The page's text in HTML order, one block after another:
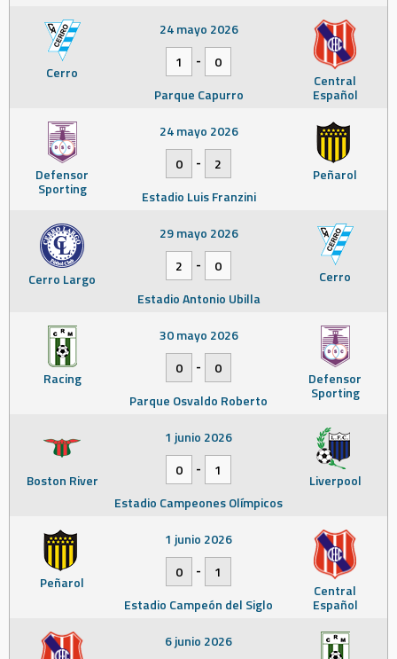
Cerro Central
Español
24 mayo 2026
1
-
0
Parque Capurro
Defensor
Sporting
Peñarol
24 mayo 2026
0
-
2
Estadio Luis Franzini
Cerro Largo Cerro
29 mayo 2026
2
-
0
Estadio Antonio Ubilla
Racing Defensor
Sporting
30 mayo 2026
0
-
0
Parque Osvaldo Roberto
Boston River Liverpool
1 junio 2026
0
-
1
Estadio Campeones Olímpicos
Peñarol Central
Español
1 junio 2026
0
-
1
Estadio Campeón del Siglo
6 junio 2026